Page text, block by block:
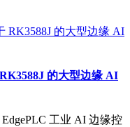
的大型边缘 AI
工业 AI 边缘控